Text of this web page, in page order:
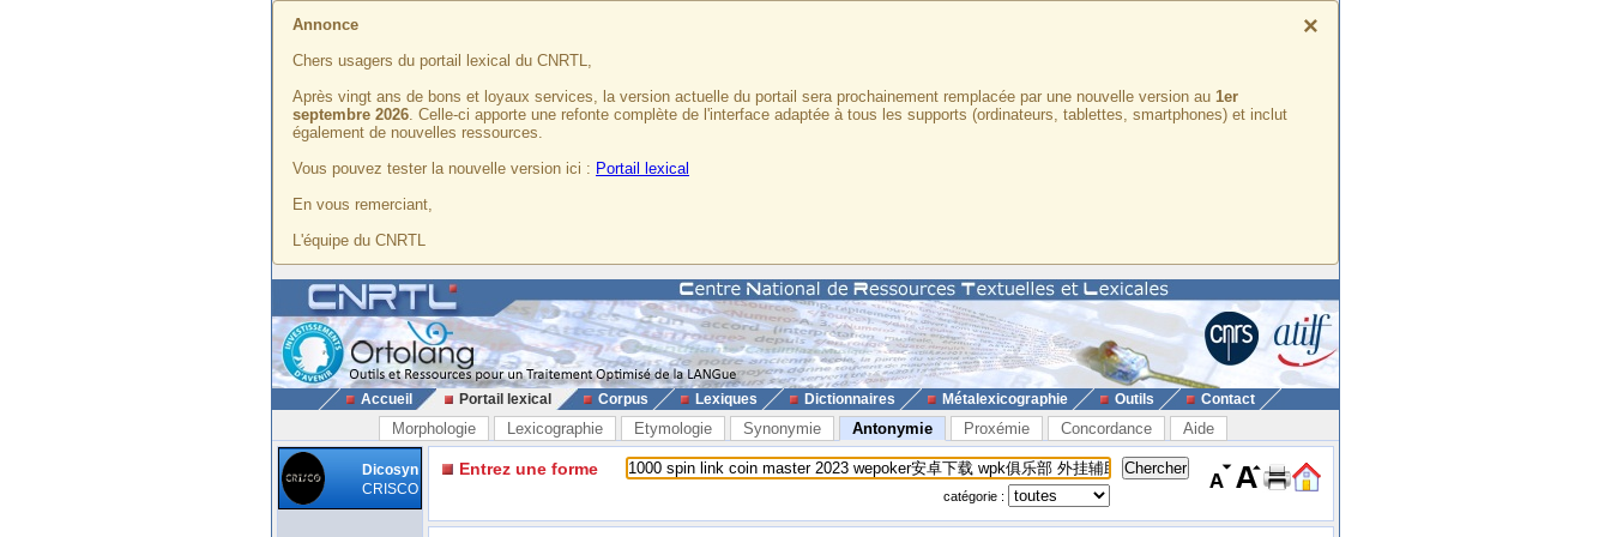
×
Annonce
Chers usagers du portail lexical du CNRTL,
Après vingt ans de bons et loyaux services, la version actuelle du portail sera prochainement remplacée par une nouvelle version au 1er
septembre 2026. Celle-ci apporte une refonte complète de l'interface adaptée à tous les supports (ordinateurs, tablettes, smartphones) et inclut
également de nouvelles ressources.
Vous pouvez tester la nouvelle version ici : Portail lexical
En vous remerciant,
L'équipe du CNRTL
Accueil Portail lexical Corpus Lexiques Dictionnaires Métalexicographie Outils Contact
Morphologie Lexicographie Etymologie Synonymie Antonymie Proxémie Concordance Aide
Dicosyn
CRISCO
Entrez une forme
catégorie :